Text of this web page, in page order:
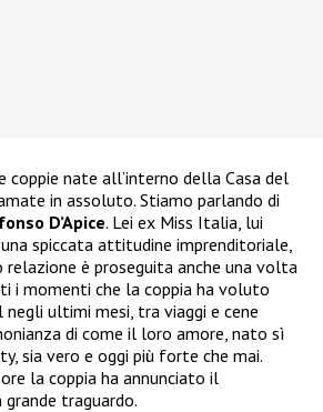
coppie nate all’interno della Casa del
in assoluto. Stiamo parlando di
D’Apice. Lei ex Miss Italia, lui
spiccata attitudine imprenditoriale,
è proseguita anche una volta
i momenti che la coppia ha voluto
negli ultimi mesi, tra viaggi e cene
di come il loro amore, nato sì
sia vero e oggi più forte che mai.
la coppia ha annunciato il
traguardo.